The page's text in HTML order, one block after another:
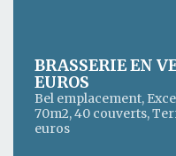
BRASSERIE EN
EUROS
Bel emplacement,
70m2, 40 couverts,
euros